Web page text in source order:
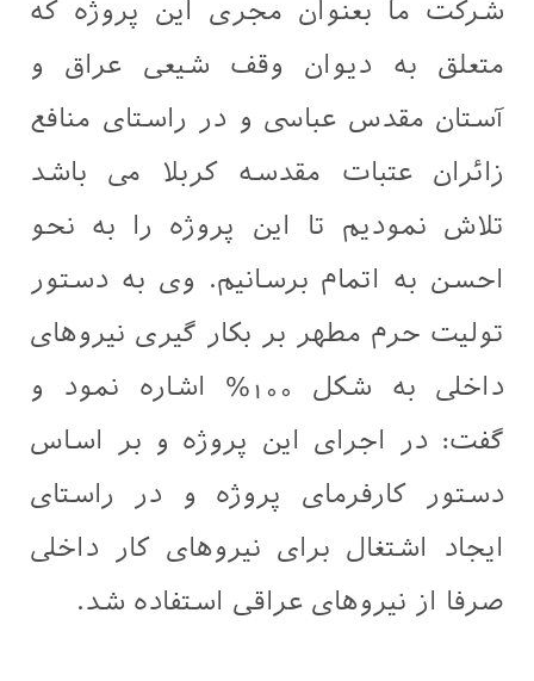
شرکت ما بعنوان مجری این پروژه که
متعلق به دیوان وقف شیعی عراق و
آستان مقدس عباسی و در راستای منافع
زائران عتبات مقدسه کربلا می باشد
تلاش نمودیم تا این پروژه را به نحو
احسن به اتمام برسانیم. وی به دستور
تولیت حرم مطهر بر بکار گیری نیروهای
داخلی به شکل 100% اشاره نمود و
گفت: در اجرای این پروژه و بر اساس
دستور کارفرمای پروژه و در راستای
ایجاد اشتغال برای نیروهای کار داخلی
صرفا از نیروهای عراقی استفاده شد.